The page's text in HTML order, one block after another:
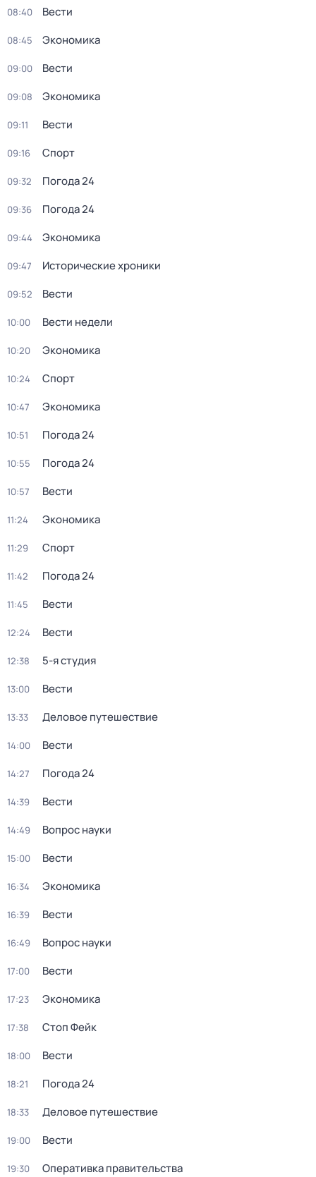
08:40 Вести
08:45 Экономика
09:00 Вести
09:08 Экономика
09:11 Вести
09:16 Спорт
09:32 Погода 24
09:36 Погода 24
09:44 Экономика
09:47 Исторические хроники
09:52 Вести
10:00 Вести недели
10:20 Экономика
10:24 Спорт
10:47 Экономика
10:51 Погода 24
10:55 Погода 24
10:57 Вести
11:24 Экономика
11:29 Спорт
11:42 Погода 24
11:45 Вести
12:24 Вести
12:38 5-я студия
13:00 Вести
13:33 Деловое путешествие
14:00 Вести
14:27 Погода 24
14:39 Вести
14:49 Вопрос науки
15:00 Вести
16:34 Экономика
16:39 Вести
16:49 Вопрос науки
17:00 Вести
17:23 Экономика
17:38 Стоп Фейк
18:00 Вести
18:21 Погода 24
18:33 Деловое путешествие
19:00 Вести
19:30 Оперативка правительства